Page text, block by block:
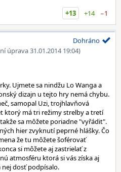
+13
+14 −1
úprava 31.01.2014 19:04)
Dohráno
Ujmete sa nindžu Lo Wanga a
dizajn u tejto hry nemá chybu.
samopal Uzi, trojhlavňová
ktorý má tri režimy strelby a tretí
sa môžete poriadne "vyřádit".
hier zvyknutí peprné hlášky. Čo
že tu môžete šoférovať
si môžete aj zastrielať z
atmosféru ktorá si vás získa aj
nej dosť podpísalo.